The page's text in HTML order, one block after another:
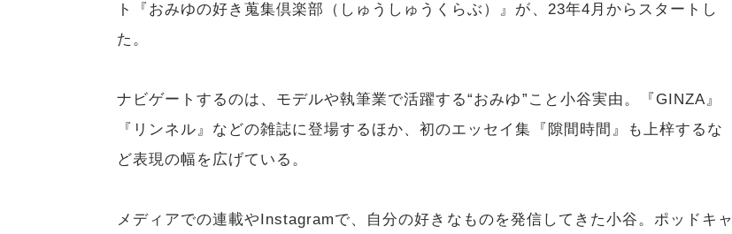
ト『おみゆの好き蒐集倶楽部（しゅうしゅうくらぶ）』が、23年4月からスタートし
た。
ナビゲートするのは、モデルや執筆業で活躍する“おみゆ”こと小谷実由。『GINZA』
『リンネル』などの雑誌に登場するほか、初のエッセイ集『隙間時間』も上梓するな
ど表現の幅を広げている。
メディアでの連載やInstagramで、自分の好きなものを発信してきた小谷。ポッドキャ